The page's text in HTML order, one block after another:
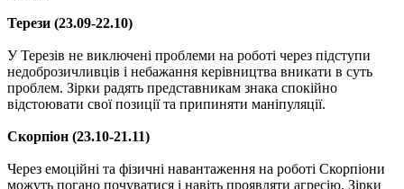
Терези (23.09-22.10)
У Терезів не виключені проблеми на роботі через підступи
недоброзичливців і небажання керівництва вникати в суть
проблем. Зірки радять представникам знака спокійно
відстоювати свої позиції та припиняти маніпуляції.
Скорпіон (23.10-21.11)
Через емоційні та фізичні навантаження на роботі Скорпіони
можуть погано почуватися і навіть проявляти агресію. Зірки